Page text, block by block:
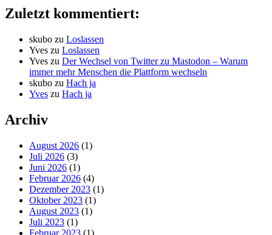
Zuletzt kommentiert:
skubo zu Loslassen
Yves zu Loslassen
Yves zu Der Wechsel von Twitter zu Mastodon – Warum
immer mehr Menschen die Plattform wechseln
skubo zu Hach ja
Yves zu Hach ja
Archiv
August 2026 (1)
Juli 2026 (3)
Juni 2026 (1)
Februar 2026 (4)
Dezember 2023 (1)
Oktober 2023 (1)
August 2023 (1)
Juli 2023 (1)